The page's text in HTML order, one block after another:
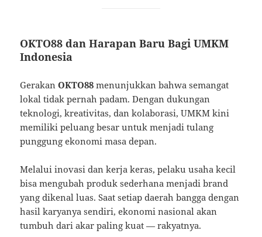
OKTO88 dan Harapan Baru Bagi UMKM
Indonesia
GerakanOKTO88 menunjukkan bahwa semangat
lokal tidak pernah padam. Dengan dukungan
teknologi, kreativitas, dan kolaborasi, UMKM kini
memiliki peluang besar untuk menjadi tulang
punggung ekonomi masa depan.
Melalui inovasi dan kerja keras, pelaku usaha kecil
bisa mengubah produk sederhana menjadi brand
yang dikenal luas. Saat setiap daerah bangga dengan
hasil karyanya sendiri, ekonomi nasional akan
tumbuh dari akar paling kuat — rakyatnya.